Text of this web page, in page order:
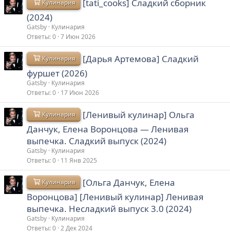
Кулинария
[tati_cooks] Сладкий сборник
(2024)
Gatsby Кулинария
Ответы 0 7 Июн 2026
Кулинария
[Дарья Артемова] Сладкий
фуршет (2026)
Gatsby Кулинария
Ответы 0 17 Июн 2026
Кулинария
[Ленивый кулинар] Ольга
Данчук, Елена Воронцова ― Ленивая
выпечка. Сладкий выпуск (2024)
Gatsby Кулинария
Ответы 0 11 Янв 2025
Кулинария
[Ольга Данчук, Елена
Воронцова] [Ленивый кулинар] Ленивая
выпечка. Несладкий выпуск 3.0 (2024)
Gatsby Кулинария
Ответы 0 2 Дек 2024